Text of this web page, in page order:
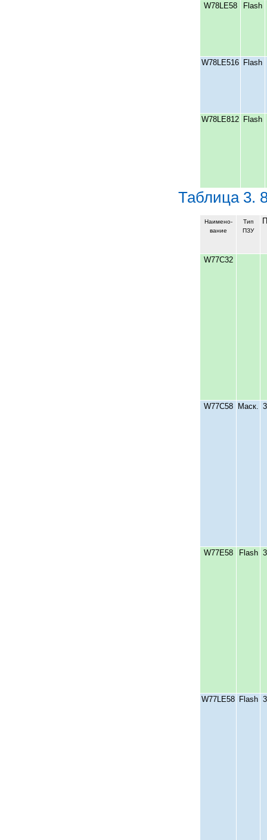
W78LЕ58 Flash
W78LE516 Flash
W78LЕ812 Flash
Таблица 3.
Наимено-
вание
Тип
ПЗУ
W77C32
W77C58 Маск.
W77E58 Flash
W77LЕ58 Flash